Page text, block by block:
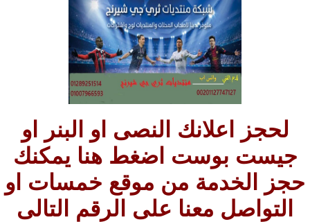
لحجز اعلانك النصى او البنر او
جيست بوست اضغط هنا يمكنك
حجز الخدمة من موقع خمسات او
التواصل معنا على الرقم التالى